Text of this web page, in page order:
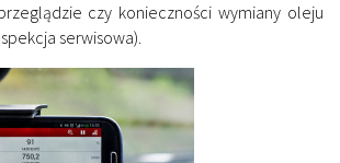
czy konieczności wymiany oleju
serwisowa).